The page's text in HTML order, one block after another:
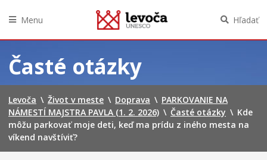
obsah
Menu Hľadať
Časté otázky
Levoča \ Život v meste \ Doprava \ PARKOVANIE NA
NÁMESTÍ MAJSTRA PAVLA (1. 2. 2026) \ Časté otázky \ Kde
môžu parkovať moje deti, keď ma prídu z iného mesta na
víkend navštíviť?